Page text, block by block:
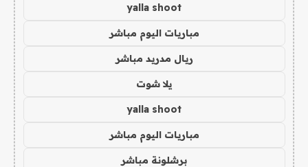
yalla shoot
مباريات اليوم مباشر
ريال مدريد مباشر
يلا شوت
yalla shoot
مباريات اليوم مباشر
برشلونة مباشر